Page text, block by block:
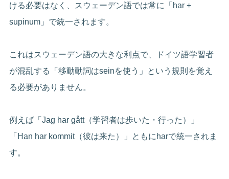
ける必要はなく、スウェーデン語では常に「har +
supinum」で統一されます。
これはスウェーデン語の大きな利点で、ドイツ語学習者
が混乱する「移動動詞はseinを使う」という規則を覚え
る必要がありません。
例えば「Jag har gått（学習者は歩いた・行った）」
「Han har kommit（彼は来た）」ともにharで統一されま
す。